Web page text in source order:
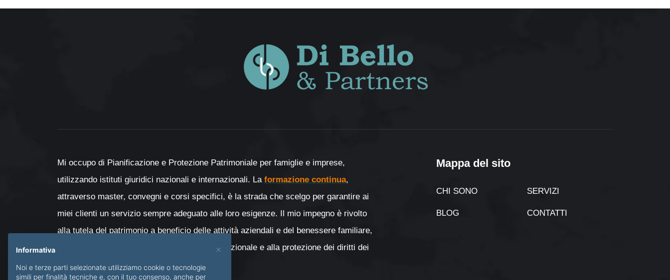
Mi occupo di Pianificazione e Protezione Patrimoniale per famiglie e imprese,
utilizzando istituti giuridici nazionali e internazionali. La formazione continua,
attraverso master, convegni e corsi specifici, è la strada che scelgo per garantire ai
miei clienti un servizio sempre adeguato alle loro esigenze. Il mio impegno è rivolto
alla tutela del patrimonio a beneficio delle attività aziendali e del benessere familiare,
con particolare attenzione al passaggio generazionale e alla protezione dei diritti dei
minori e delle persone diversamente abili.
Mappa del sito
CHI SONO SERVIZI
BLOG CONTATTI
×
Informativa
Noi e terze parti selezionate utilizziamo cookie o tecnologie
simili per finalità tecniche e, con il tuo consenso, anche per